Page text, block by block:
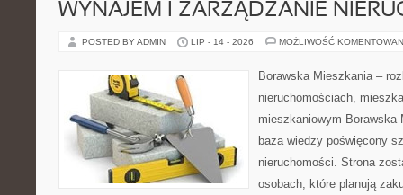
WYNAJEM I ZARZĄDZANIE
POSTED BY ADMIN LIP - 14 - 2026 MOŻLIWOŚĆ
Borawska Mieszkania –
nieruchomościach,
mieszkaniowym Borawska
baza wiedzy poświęcony
nieruchomości. Strona
osobach, które planują